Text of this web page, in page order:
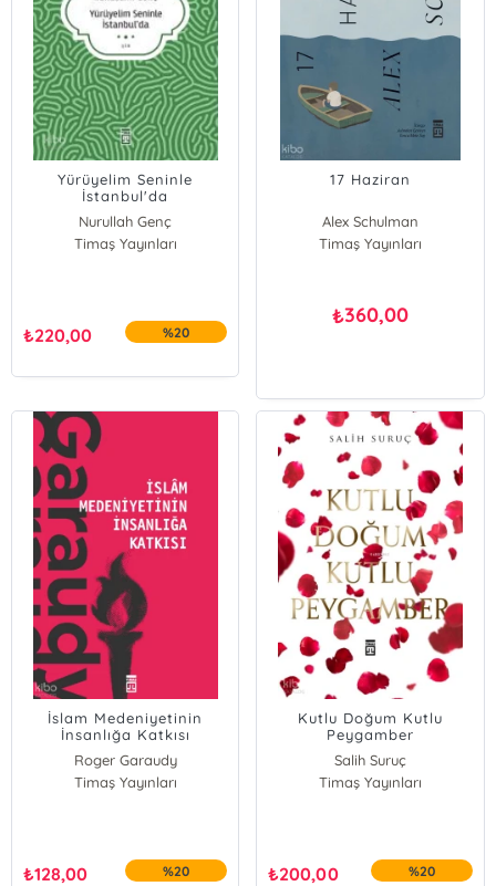
Yürüyelim Seninle
İstanbul'da
Nurullah Genç
Timaş Yayınları
₺220,00 %20
17 Haziran
Alex Schulman
Timaş Yayınları
₺360,00
İslam Medeniyetinin
İnsanlığa Katkısı
Roger Garaudy
Timaş Yayınları
₺128,00 %20
Kutlu Doğum Kutlu
Peygamber
Salih Suruç
Timaş Yayınları
₺200,00 %20